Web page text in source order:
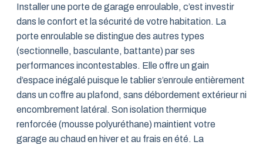
Installer une porte de garage enroulable, c’est investir
dans le confort et la sécurité de votre habitation. La
porte enroulable se distingue des autres types
(sectionnelle, basculante, battante) par ses
performances incontestables. Elle offre un gain
d’espace inégalé puisque le tablier s’enroule entièrement
dans un coffre au plafond, sans débordement extérieur ni
encombrement latéral. Son isolation thermique
renforcée (mousse polyuréthane) maintient votre
garage au chaud en hiver et au frais en été. La